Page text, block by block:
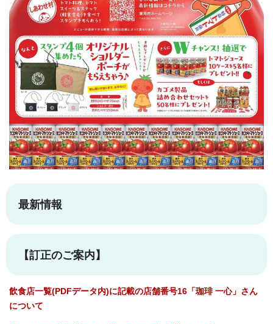
最新情報
【訂正のご案内】
飲食店一覧(PDFデータ内)に記載の店舗番号16「珈琲 一心」さん
について